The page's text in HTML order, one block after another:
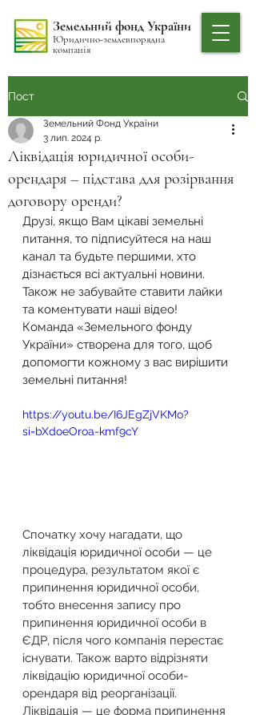
Земельний фонд України
Юридично-землевпорядна
компанія
Пост
Ліквідація юридичної особи-
орендаря – підстава для розірвання
договору оренди?
Земельний Фонд України
3 лип. 2024 р.
Друзі, якщо Вам цікаві земельні
питання, то підписуйтеся на наш
канал та будьте першими, хто
дізнається всі актуальні новини.
Також не забувайте ставити лайки
та коментувати наші відео!
Команда «Земельного фонду
України» створена для того, щоб
допомогти кожному з вас вирішити
земельні питання!
https://youtu.be/I6JEgZjVKMo?
si=bXdoeOroa-kmf9cY
Спочатку хочу нагадати, що
ліквідація юридичної особи — це
процедура, результатом якої є
припинення юридичної особи,
тобто внесення запису про
припинення юридичної особи в
ЄДР, після чого компанія перестає
існувати. Також варто відрізняти
ліквідацію юридичної особи-
орендаря від реорганізації.
Ліквідація — це форма припинення